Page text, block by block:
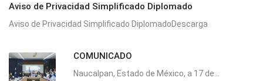
Aviso de Privacidad Simplificado Diplomado
Aviso de Privacidad Simplificado DiplomadoDescarga
COMUNICADO
Naucalpan, Estado de México, a 17 de...